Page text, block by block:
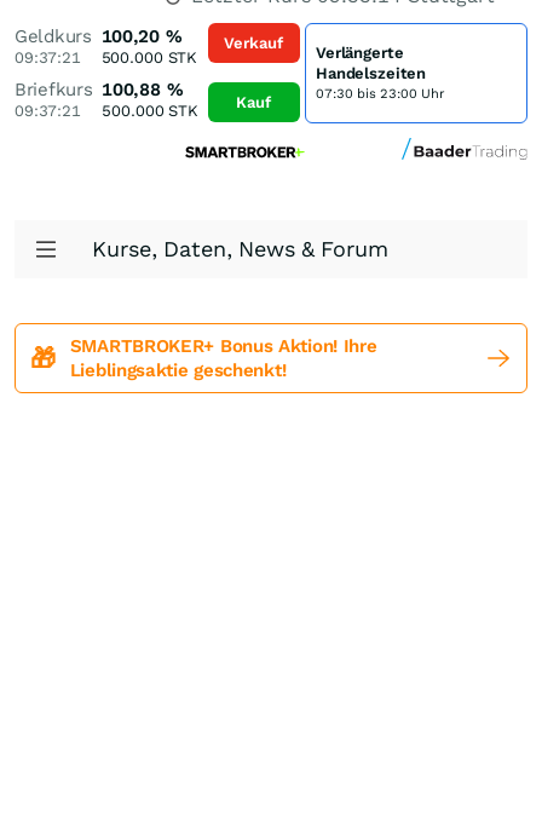
Geldkurs
09:37:21
100,20 %
500.000STK
Briefkurs
09:37:21
100,88 %
500.000STK
Verkauf
Kauf
Verlängerte
Handelszeiten
07:30 bis 23:00 Uhr
Kurse, Daten, News & Forum
🎁
SMARTBROKER+ Bonus Aktion! Ihre
Lieblingsaktie geschenkt!